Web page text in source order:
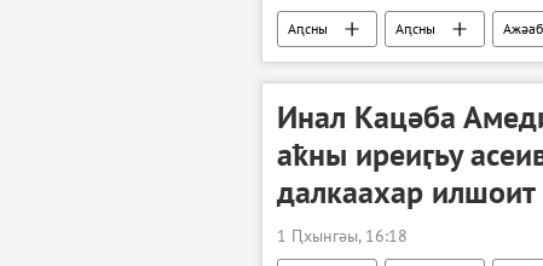
Аԥсны Аԥсны
Инал Кацәба
аҟны иреиӷьу
далкаахар илшоит
1 Ԥхынгәы, 16:18